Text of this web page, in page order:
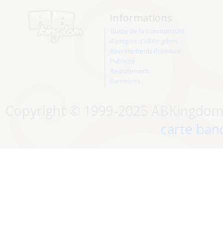
Informations
Guide de la communauté
A propos d'ABKingdom
Abonnements Premium
Publicité
Recrutement
Bannières
carte